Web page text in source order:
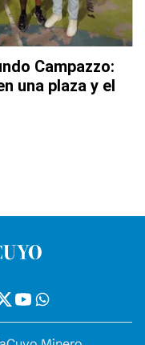
Campazzo:
una plaza y el